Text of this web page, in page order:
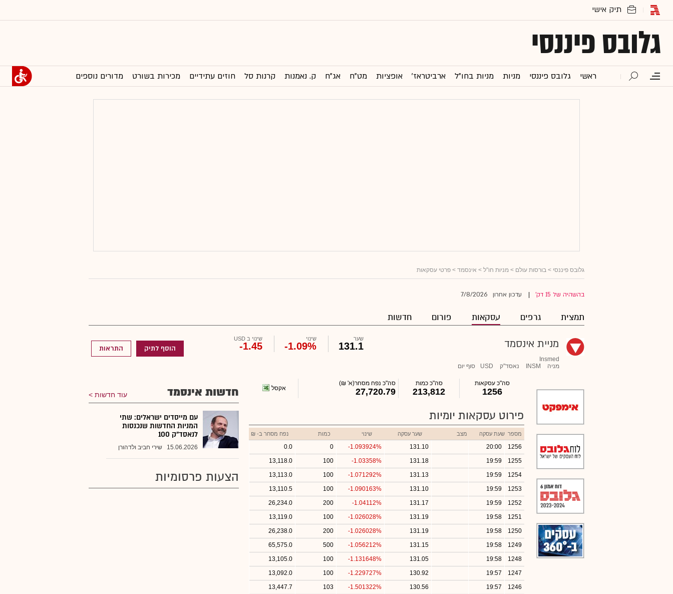
גלובס פיננסי
ראשי גלובס פיננסי מניות מניות בחו"ל ארביטראז' אופציות מט"ח אג"ח ק. נאמנות קרנות סל חוזים עתידיים מכירות בשורט מדורים נוספים
גלובס פיננסי > בורסות עולם > מניות חו"ל > אינסמד > פרטי עסקאות
בהשהיה של 15 דק' עדכון אחרון 7/8/2026
תמצית גרפים עסקאות פורום חדשות
מניית אינסמד
Insmed
מניה
INSM נאסד"ק USD סוף יום
שער
131.1
שינוי
-1.09%
שינוי ב USD
-1.45 הוסף לתיק התראות
סה"כ עסקאות
1256
סה"כ כמות
213,812
סה"כ נפח מסחר(א' ₪)
27,720.79 אקסל
פירוט עסקאות יומיות
מספר שעת עסקה מצב שער עסקה שינוי כמות נפח מסחר ב- ₪
1256
20:00
131.10
-1.093924%
0
0.0
1255
19:59
131.18
-1.03358%
100
13,118.0
1254
19:59
131.13
-1.071292%
100
13,113.0
1253
19:59
131.10
-1.090163%
100
13,110.5
1252
19:59
131.17
-1.04112%
200
26,234.0
1251
19:58
131.19
-1.026028%
100
13,119.0
1250
19:58
131.19
-1.026028%
200
26,238.0
1249
19:58
131.15
-1.056212%
500
65,575.0
1248
19:58
131.05
-1.131648%
100
13,105.0
1247
19:57
130.92
-1.229727%
100
13,092.0
1246
19:57
130.56
-1.501322%
103
13,447.7
חדשות אינסמד עוד חדשות
עם מייסדים ישראלים: שתי
המניות החדשות שנכנסות
לנאסד"ק 100
15.06.2026 שירי חביב ולדהורן
הצעות פרסומיות